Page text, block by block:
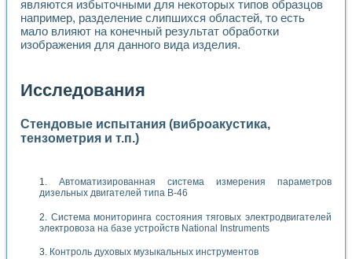
являются избыточными для некоторых типов образцов
например, разделение слипшихся областей, то есть
мало влияют на конечный результат обработки
изображения для данного вида изделия.
Исследования
Стендовые испытания (виброакустика,
тензометрия и т.п.)
Автоматизированная система измерения параметров
дизельных двигателей типа В-46
Система мониторинга состояния тяговых электродвигателей
электровоза на базе устройств National Instruments
Контроль духовых музыкальных инструментов